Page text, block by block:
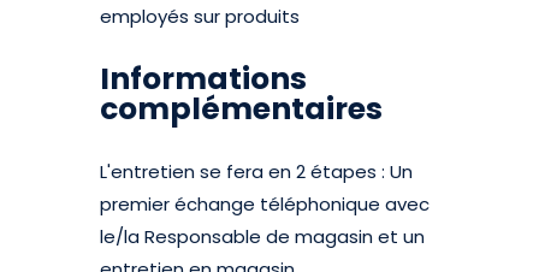
employés sur produits
Informations
complémentaires
L'entretien se fera en 2 étapes : Un
premier échange téléphonique avec
le/la Responsable de magasin et un